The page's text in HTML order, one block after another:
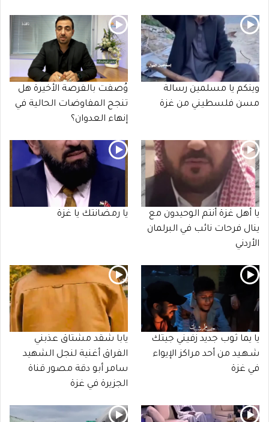
وينكم يا مسلمين رسالة
مسن فلسطيني من غزة
وُصفت بالفرصة الأخيرة هل
تنجح المفاوضات الحالية في
إنهاء العدوان؟
يا أهل غزة أنتم الوحيدون مع
ينال فرحات نائب في البرلمان
الأردني
يا رمضانتك يا غزة
يا يما ثوب جديد زفيني جيتك
شـهـيد من أحد مراكز الإيواء
في غزة
يابا شقد مشتاق عذبني
الفراق أغنية لنجل الشهيد
سامر أبو دقة مصور قناة
الجزيرة في غزة